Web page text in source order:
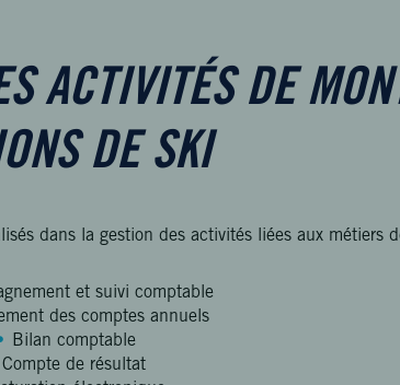
ACTIVITÉS DE
DE SKI
dans la gestion des activités liées aux métiers
et suivi comptable
des comptes annuels
Bilan comptable
Compte de résultat